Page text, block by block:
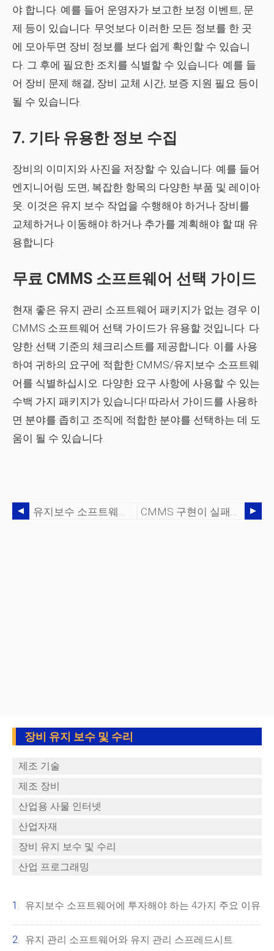
야 합니다. 예를 들어 운영자가 보고한 보정 이벤트, 문
제 등이 있습니다. 무엇보다 이러한 모든 정보를 한 곳
에 모아두면 장비 정보를 보다 쉽게 ​​확인할 수 있습니
다. 그 후에 필요한 조치를 식별할 수 있습니다. 예를 들
어 장비 문제 해결, 장비 교체 시간, 보증 지원 필요 등이
될 수 있습니다.
7. 기타 유용한 정보 수집
장비의 이미지와 사진을 저장할 수 있습니다. 예를 들어
엔지니어링 도면, 복잡한 항목의 다양한 부품 및 레이아
웃. 이것은 유지 보수 작업을 수행해야 하거나 장비를
교체하거나 이동해야 하거나 추가를 계획해야 할 때 유
용합니다.
무료 CMMS 소프트웨어 선택 가이드
현재 좋은 유지 관리 소프트웨어 패키지가 없는 경우 이
CMMS 소프트웨어 선택 가이드가 유용할 것입니다. 다
양한 선택 기준의 체크리스트를 제공합니다. 이를 사용
하여 귀하의 요구에 적합한 CMMS/유지보수 소프트웨
어를 식별하십시오. 다양한 요구 사항에 사용할 수 있는
수백 가지 패키지가 있습니다! 따라서 가이드를 사용하
면 분야를 좁히고 조직에 적합한 분야를 선택하는 데 도
움이 될 수 있습니다.
유지보수 소프트웨어/CMMS – 비즈니스 사례 준비 CMMS 구현이 실패하는 4가지 이유
장비 유지 보수 및 수리
제조 기술
제조 장비
산업용 사물 인터넷
산업자재
장비 유지 보수 및 수리
산업 프로그래밍
유지보수 소프트웨어에 투자해야 하는 4가지 주요 이유
유지 관리 소프트웨어와 유지 관리 스프레드시트